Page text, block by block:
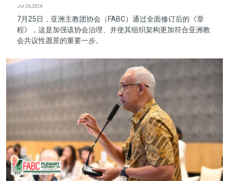
Jul 26, 2026
7月25日，亚洲主教团协会（FABC）通过全面修订后的《章
程》，这是加强该协会治理、并使其组织架构更加符合亚洲教
会共议性愿景的重要一步。